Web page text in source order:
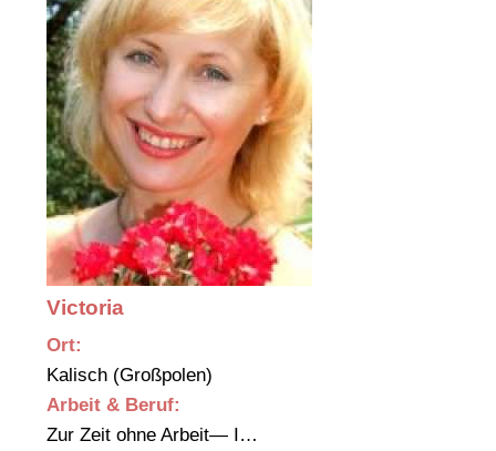
Victoria
Ort:
Kalisch (Großpolen)
Arbeit & Beruf:
Zur Zeit ohne Arbeit— I…